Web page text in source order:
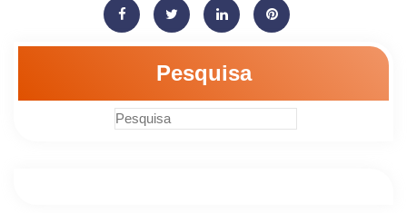
Pesquisa